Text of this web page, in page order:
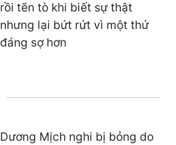
rồi tẽn tò khi biết sự thật
nhưng lại bứt rứt vì một thứ
đáng sợ hơn
Dương Mịch nghi bị bỏng do